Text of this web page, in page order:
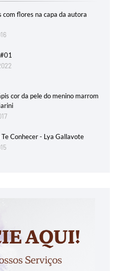
com flores na capa da autora
cor da pele do menino marrom
Te Conhecer - Lya Gallavote